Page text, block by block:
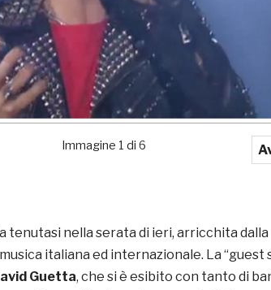
Immagine 1 di 6
tenutasi nella serata di ieri, arricchita dalla
italiana ed internazionale. La “guest
Guetta, che si è esibito con tanto di